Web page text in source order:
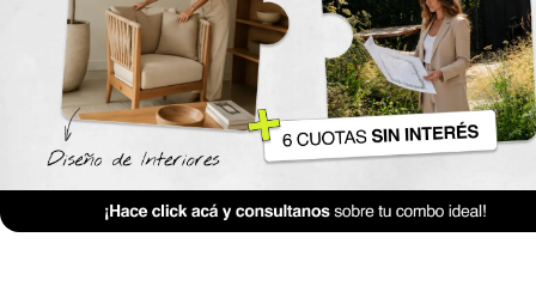
Clase 15
Materiales
Estilos decorativos